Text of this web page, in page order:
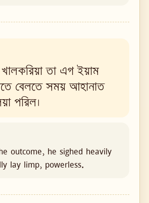
খালকরিয়া তা এগ ইয়াম
বেলতে সময় আহানাত
পরিল।
outcome, he sighed heavily
lay limp, powerless.